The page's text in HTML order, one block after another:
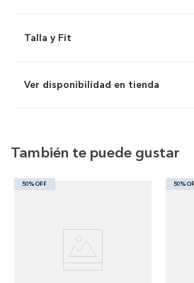
Talla y Fit
Ver disponibilidad en tienda
También te puede gustar
50% OFF 50%